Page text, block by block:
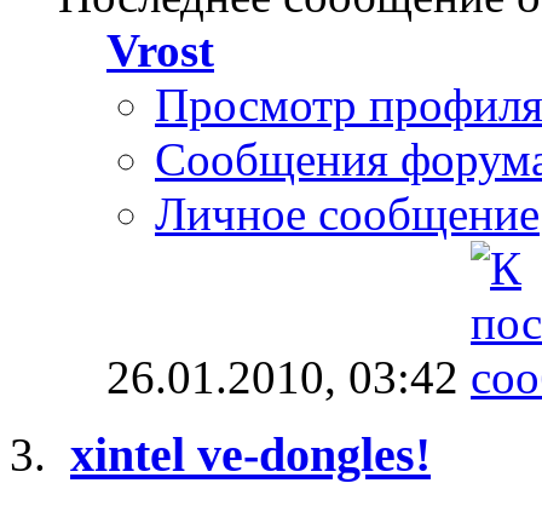
Vrost
Просмотр профиля
Сообщения
Личное сообщение
26.01.2010, 03:42
xintel ve-dongles!